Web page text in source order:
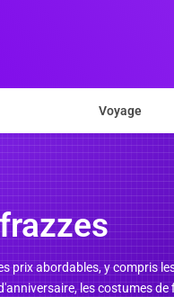
Voyage
prix abordables, y compris
les costumes